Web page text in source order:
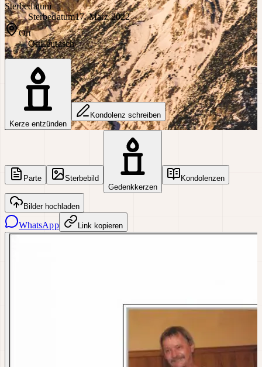
Sterbedatum
Sterbedatum17. März 2022
Ort
OrtLeutasch
Kerze entzünden
Kondolenz schreiben
Parte
Sterbebild
Gedenkkerzen
Kondolenzen
Bilder hochladen
WhatsApp Link kopieren